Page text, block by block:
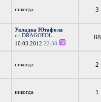
никогда 3
Укладка Ютафола
отDRAGOFOL
10.03.201222:38
88
никогда 2
никогда 1